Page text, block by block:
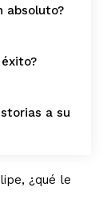
absoluto?
a su
¿qué le